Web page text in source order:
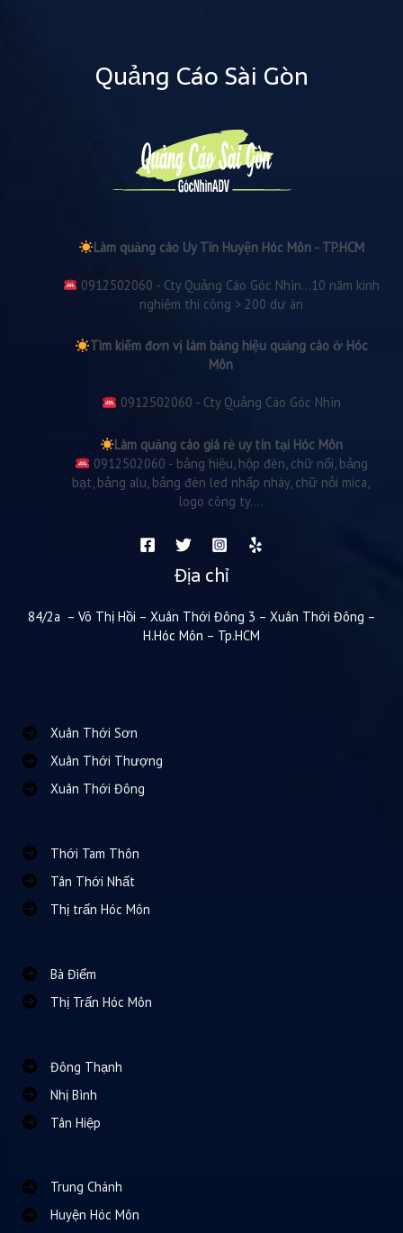
Quảng Cáo Sài Gòn
Làm quảng cáo Uy Tín Huyện Hóc Môn - TP.HCM
0912502060 - Cty Quảng Cáo Góc Nhìn...10 năm kinh
nghiệm thi công > 200 dự án
Tìm kiếm đơn vị làm bảng hiệu quảng cáo ở Hóc
Môn
0912502060 - Cty Quảng Cáo Góc Nhìn
Làm quảng cáo giá rẻ uy tín tại Hóc Môn
0912502060 - bảng hiệu, hộp đèn, chữ nổi, bảng
bạt, bảng alu, bảng đèn led nhấp nháy, chữ nỏi mica,
logo công ty....
Địa chỉ
84/2a – Võ Thị Hồi – Xuân Thới Đông 3 – Xuân Thới Đông –
H.Hóc Môn – Tp.HCM
Xuân Thới Sơn
Xuân Thới Thượng
Xuân Thới Đông
Thới Tam Thôn
Tân Thới Nhất
Thị trấn Hóc Môn
Bà Điểm
Thị Trấn Hóc Môn
Đông Thạnh
Nhị Bình
Tân Hiệp
Trung Chánh
Huyện Hóc Môn